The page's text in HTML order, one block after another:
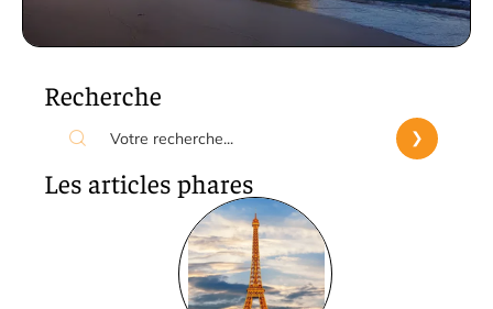
Recherche
Les articles phares